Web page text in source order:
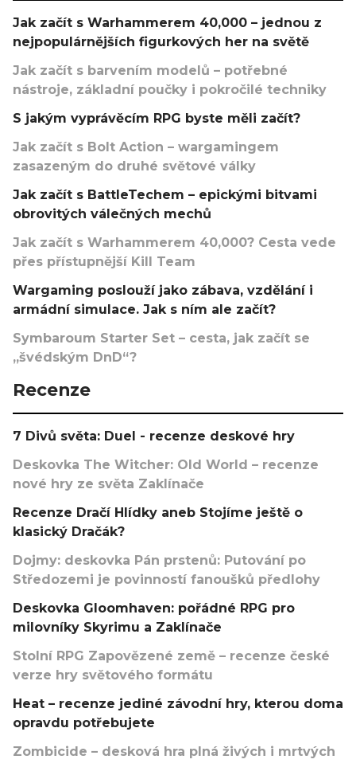
Jak začít s Warhammerem 40,000 – jednou z
nejpopulárnějších figurkových her na světě
Jak začít s barvením modelů – potřebné
nástroje, základní poučky i pokročilé techniky
S jakým vyprávěcím RPG byste měli začít?
Jak začít s Bolt Action – wargamingem
zasazeným do druhé světové války
Jak začít s BattleTechem – epickými bitvami
obrovitých válečných mechů
Jak začít s Warhammerem 40,000? Cesta vede
přes přístupnější Kill Team
Wargaming poslouží jako zábava, vzdělání i
armádní simulace. Jak s ním ale začít?
Symbaroum Starter Set – cesta, jak začít se
„švédským DnD“?
Recenze
7 Divů světa: Duel - recenze deskové hry
Deskovka The Witcher: Old World – recenze
nové hry ze světa Zaklínače
Recenze Dračí Hlídky aneb Stojíme ještě o
klasický Dračák?
Dojmy: deskovka Pán prstenů: Putování po
Středozemi je povinností fanoušků předlohy
Deskovka Gloomhaven: pořádné RPG pro
milovníky Skyrimu a Zaklínače
Stolní RPG Zapovězené země – recenze české
verze hry světového formátu
Heat – recenze jediné závodní hry, kterou doma
opravdu potřebujete
Zombicide – desková hra plná živých i mrtvých